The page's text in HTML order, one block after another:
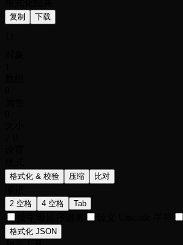
复制 下载
格式化 & 校验 压缩 比对
2 空格 4 空格 Tab
格式化 JSON